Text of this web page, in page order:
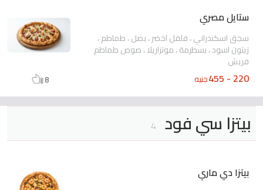
ستايل مصري
سجق اسكندراني ، فلفل اخضر ، بصل ، طماطم ،
زيتون اسود ، بسطرمة ، موتزاريلا ، صوص طماطم
فريش
220 - 455 جنيه 8
بيتزا سي فود 4
بيتزا دي ماري